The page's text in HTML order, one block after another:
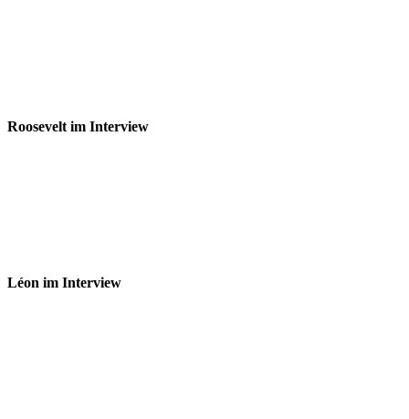
Roosevelt im Interview
Léon im Interview